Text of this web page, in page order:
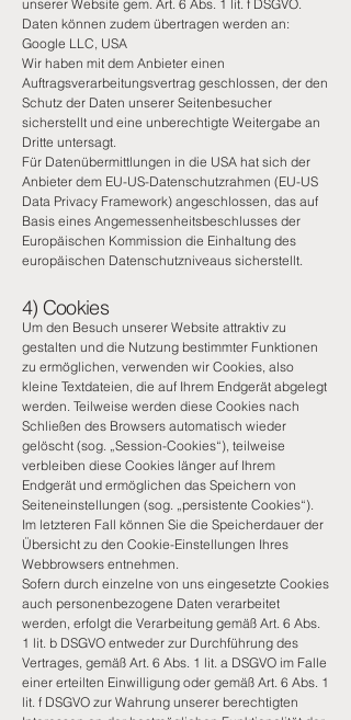
unserer Website gem. Art. 6 Abs. 1 lit. f DSGVO.
Daten können zudem übertragen werden an:
Google LLC, USA
Wir haben mit dem Anbieter einen
Auftragsverarbeitungsvertrag geschlossen, der den
Schutz der Daten unserer Seitenbesucher
sicherstellt und eine unberechtigte Weitergabe an
Dritte untersagt.
Für Datenübermittlungen in die USA hat sich der
Anbieter dem EU-US-Datenschutzrahmen (EU-US
Data Privacy Framework) angeschlossen, das auf
Basis eines Angemessenheitsbeschlusses der
Europäischen Kommission die Einhaltung des
europäischen Datenschutzniveaus sicherstellt.
4) Cookies
Um den Besuch unserer Website attraktiv zu
gestalten und die Nutzung bestimmter Funktionen
zu ermöglichen, verwenden wir Cookies, also
kleine Textdateien, die auf Ihrem Endgerät abgelegt
werden. Teilweise werden diese Cookies nach
Schließen des Browsers automatisch wieder
gelöscht (sog. „Session-Cookies“), teilweise
verbleiben diese Cookies länger auf Ihrem
Endgerät und ermöglichen das Speichern von
Seiteneinstellungen (sog. „persistente Cookies“).
Im letzteren Fall können Sie die Speicherdauer der
Übersicht zu den Cookie-Einstellungen Ihres
Webbrowsers entnehmen.
Sofern durch einzelne von uns eingesetzte Cookies
auch personenbezogene Daten verarbeitet
werden, erfolgt die Verarbeitung gemäß Art. 6 Abs.
1 lit. b DSGVO entweder zur Durchführung des
Vertrages, gemäß Art. 6 Abs. 1 lit. a DSGVO im Falle
einer erteilten Einwilligung oder gemäß Art. 6 Abs. 1
lit. f DSGVO zur Wahrung unserer berechtigten